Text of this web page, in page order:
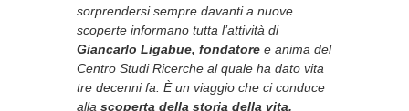
sorprendersi sempre davanti a nuove
scoperte informano tutta l’attività di
Giancarlo Ligabue, fondatore e anima del
Centro Studi Ricerche al quale ha dato vita
tre decenni fa. È un viaggio che ci conduce
alla scoperta della storia della vita.